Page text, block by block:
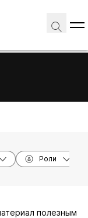
Роли
полезным